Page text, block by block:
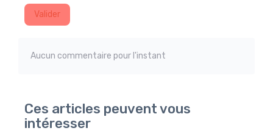
Valider
Aucun commentaire pour l'instant
Ces articles peuvent vous
intéresser